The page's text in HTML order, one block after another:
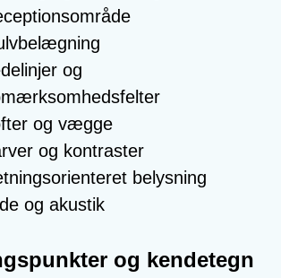
og
og vægge
og kontraster
belysning
og akustik
og kendetegn